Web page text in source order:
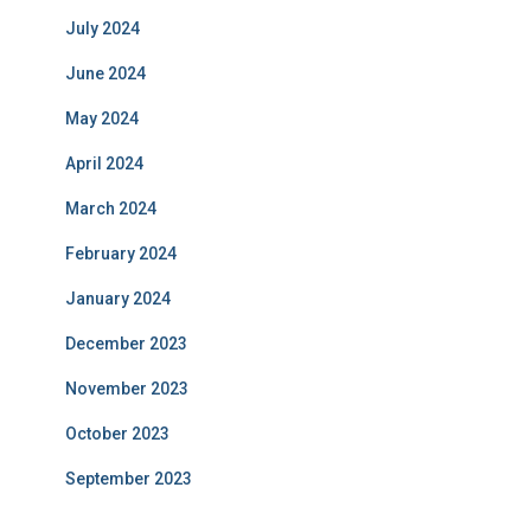
July 2024
June 2024
May 2024
April 2024
March 2024
February 2024
January 2024
December 2023
November 2023
October 2023
September 2023